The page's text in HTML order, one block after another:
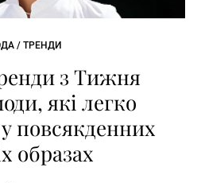
/ ТРЕНДИ
з Тижня
які легко
повсякденних
образах